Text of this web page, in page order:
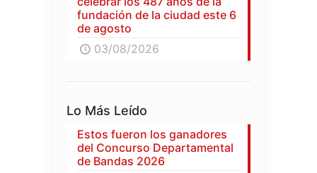
fundación de la ciudad este 6
de agosto
03/08/2026
Lo Más Leído
Estos fueron los ganadores
del Concurso Departamental
de Bandas 2026